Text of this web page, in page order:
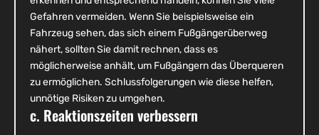
Gefahren vermeiden. Wenn Sie beispielsweise ein
Fahrzeug sehen, das sich einem Fußgängerüberweg
nähert, sollten Sie damit rechnen, dass es
möglicherweise anhält, um Fußgängern das Überqueren
zu ermöglichen. Schlussfolgerungen wie diese helfen,
unnötige Risiken zu umgehen.
c. Reaktionszeiten verbessern